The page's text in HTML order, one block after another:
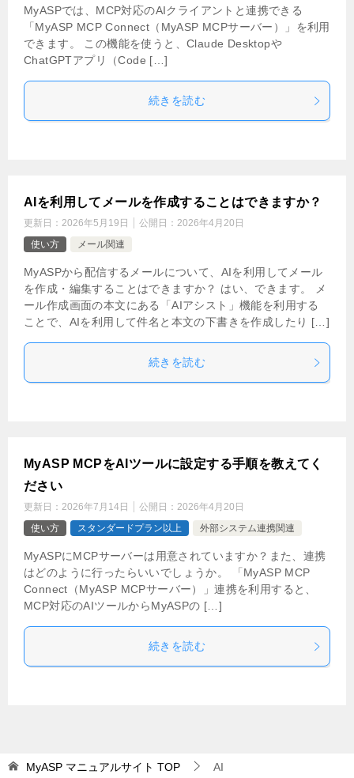
MyASPでは、MCP対応のAIクライアントと連携できる
「MyASP MCP Connect（MyASP MCPサーバー）」を利用
できます。 この機能を使うと、Claude Desktopや
ChatGPTアプリ（Code […]
続きを読む
AIを利用してメールを作成することはできますか？
更新日： 2026年5月19日 公開日： 2026年4月20日
使い方
メール関連
MyASPから配信するメールについて、AIを利用してメール
を作成・編集することはできますか？ はい、できます。 メ
ール作成画面の本文にある「AIアシスト」機能を利用する
ことで、AIを利用して件名と本文の下書きを作成したり […]
続きを読む
MyASP MCPをAIツールに設定する手順を教えてく
ださい
更新日： 2026年7月14日 公開日： 2026年4月20日
使い方
スタンダードプラン以上 外部システム連携関連
MyASPにMCPサーバーは用意されていますか？また、連携
はどのように行ったらいいでしょうか。 「MyASP MCP
Connect（MyASP MCPサーバー）」連携を利用すると、
MCP対応のAIツールからMyASPの […]
続きを読む
MyASP マニュアルサイト TOP AI